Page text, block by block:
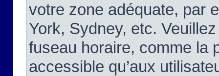
votre zone adéquate, par
York, Sydney, etc.
fuseau horaire, comme la
accessible qu’aux